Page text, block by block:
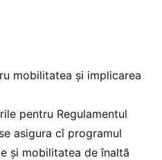
mobilitatea și implicarea
pentru Regulamentul
asigura cî programul
și mobilitatea de înaltă